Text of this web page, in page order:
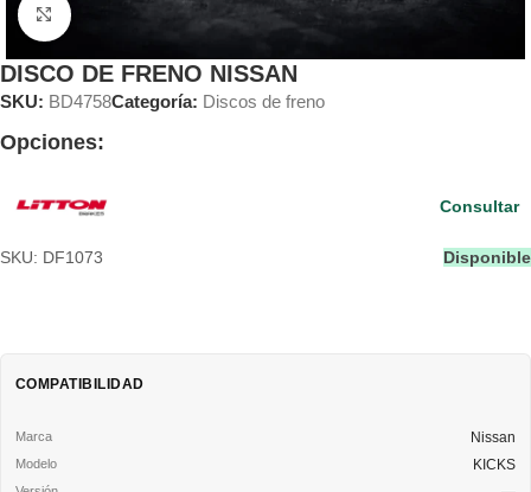
Clic para ampliar
DISCO DE FRENO NISSAN
SKU: BD4758Categoría: Discos de freno
Opciones:
SKU: DF1073 Disponible
Consultar
COMPATIBILIDAD
Nissan
KICKS